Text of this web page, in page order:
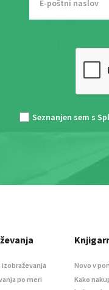
Seznanjen sem s
po meri
Novo v
Kako